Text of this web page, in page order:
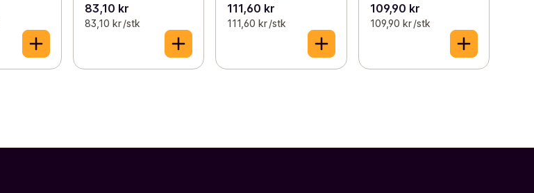
83,10 kr
83,10 kr /stk
111,60 kr
111,60 kr /stk
109,90 kr
109,90 kr /stk